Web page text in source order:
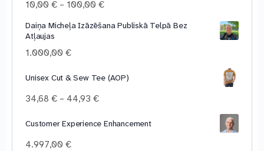
10,00€ – 100,00€Price
10,00 €
Daiņa Micheļa Izāzēšana Publiskā Telpā Bez
Atļaujas
1.000,00€
Unisex Cut & Sew Tee (AOP)
34,68€ – 44,93€Price
34,68 €
Customer Experience Enhancement
4.997,00€